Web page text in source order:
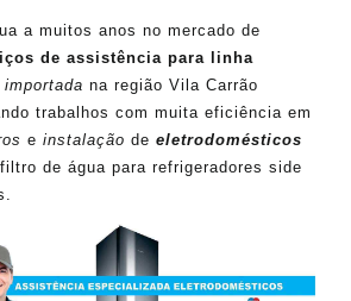
a muitos anos no mercado de
de assistência para linha
na região Vila Carrão
trabalhos com muita eficiência em
e instalação de eletrodomésticos
de água para refrigeradores side